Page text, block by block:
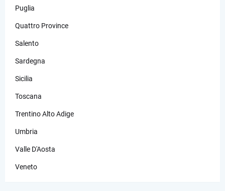
Puglia
Quattro Province
Salento
Sardegna
Sicilia
Toscana
Trentino Alto Adige
Umbria
Valle D'Aosta
Veneto